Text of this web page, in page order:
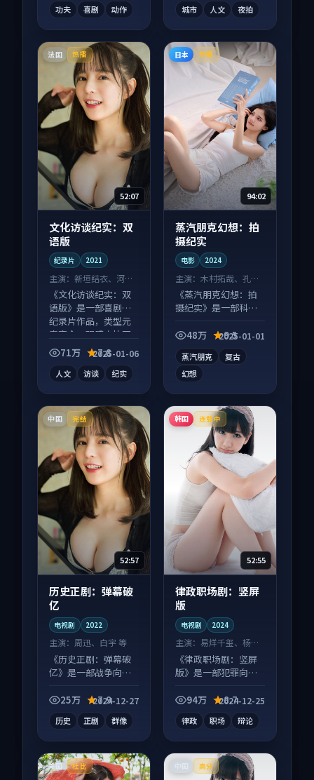
功夫 喜剧 动作 城市 人文 夜拍
法国 热播
52:07
文化访谈纪实：双
语版
纪录片 2021
主演： 新垣结衣、河正
宇 等
《文化访谈纪实：双
语版》是一部喜剧向
纪录片作品，类型元
素齐全，观感爽快不
拖沓。
71万 7.8
2025-01-06
人文 访谈 纪实
日本 热播
94:02
蒸汽朋克幻想：拍
摄纪实
电影 2024
主演：木村拓哉、孔刘
等
《蒸汽朋克幻想：拍
摄纪实》是一部科幻
蛋别错过，字幕区常
48万 9.5
2025-01-01
蒸汽朋克
复古
幻想
中国 完结
52:57
历史正剧：弹幕破
亿
电视剧 2022
主演： 周迅、白宇 等
《历史正剧：弹幕破
亿》是一部战争向电
端观看，细节更丰
25万 7.9
2024-12-27
历史 正剧 群像
韩国 连载中
52:55
律政职场剧：竖屏
版
电视剧 2024
主演： 易烊千玺、杨幂
等
《律政职场剧：竖屏
版》是一部犯罪向电
长为内核，情感戏份
94万 8.7
2024-12-25
律政 职场 辩论
美国 杜比 高分